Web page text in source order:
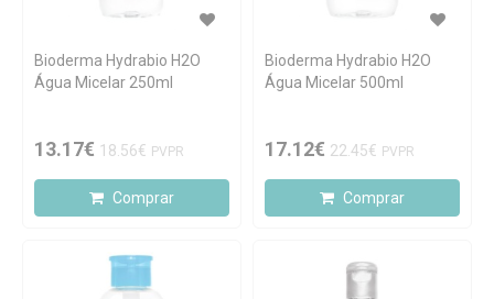
Bioderma Hydrabio H2O
Água Micelar 250ml
13.17€ 18.56€ PVPR
Comprar
Bioderma Hydrabio H2O
Água Micelar 500ml
17.12€ 22.45€ PVPR
Comprar